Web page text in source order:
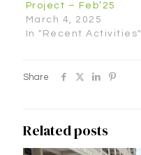
Project – Feb’25
March 4, 2025
In "Recent Activities"
Share
Related posts